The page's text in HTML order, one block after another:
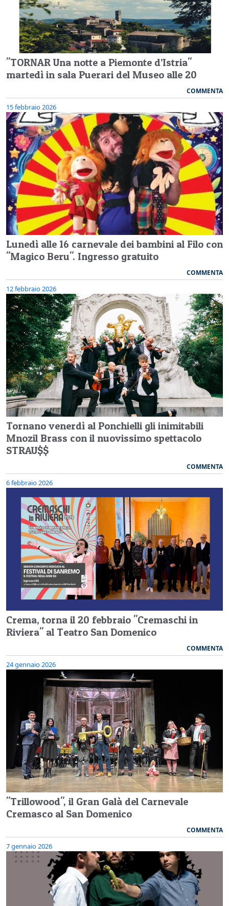
"TORNAR Una notte a Piemonte d’Istria"
martedì in sala Puerari del Museo alle 20
COMMENTA
15 febbraio 2026
Lunedì alle 16 carnevale dei bambini al Filo con
"Magico Beru". Ingresso gratuito
COMMENTA
12 febbraio 2026
Tornano venerdì al Ponchielli gli inimitabili
Mnozil Brass con il nuovissimo spettacolo
STRAU$$
COMMENTA
6 febbraio 2026
Crema, torna il 20 febbraio "Cremaschi in
Riviera" al Teatro San Domenico
COMMENTA
24 gennaio 2026
"Trillowood", il Gran Galà del Carnevale
Cremasco al San Domenico
COMMENTA
7 gennaio 2026